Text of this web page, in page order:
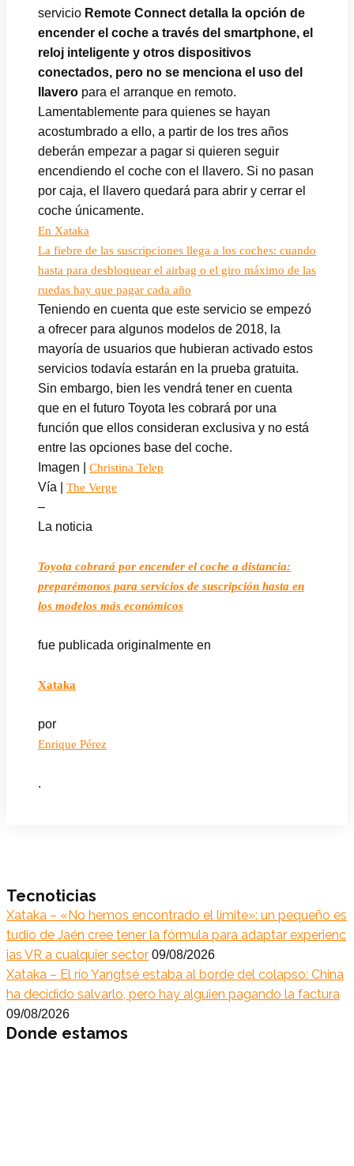
servicio Remote Connect detalla la opción de
encender el coche a través del smartphone, el
reloj inteligente y otros dispositivos
conectados, pero no se menciona el uso del
llavero para el arranque en remoto.
Lamentablemente para quienes se hayan
acostumbrado a ello, a partir de los tres años
deberán empezar a pagar si quieren seguir
encendiendo el coche con el llavero. Si no pasan
por caja, el llavero quedará para abrir y cerrar el
coche únicamente.
En Xataka
La fiebre de las suscripciones llega a los coches: cuando
hasta para desbloquear el airbag o el giro máximo de las
ruedas hay que pagar cada año
Teniendo en cuenta que este servicio se empezó
a ofrecer para algunos modelos de 2018, la
mayoría de usuarios que hubieran activado estos
servicios todavía estarán en la prueba gratuita.
Sin embargo, bien les vendrá tener en cuenta
que en el futuro Toyota les cobrará por una
función que ellos consideran exclusiva y no está
entre las opciones base del coche.
Imagen | Christina Telep
Vía | The Verge
–
La noticia
Toyota cobrará por encender el coche a distancia:
preparémonos para servicios de suscripción hasta en
los modelos más económicos
fue publicada originalmente en
Xataka
por
Enrique Pérez
.
Tecnoticias
Xataka – «No hemos encontrado el límite»: un pequeño es
tudio de Jaén cree tener la fórmula para adaptar experienc
ias VR a cualquier sector 09/08/2026
Xataka – El río Yangtsé estaba al borde del colapso: China
ha decidido salvarlo, pero hay alguien pagando la factura
09/08/2026
Donde estamos